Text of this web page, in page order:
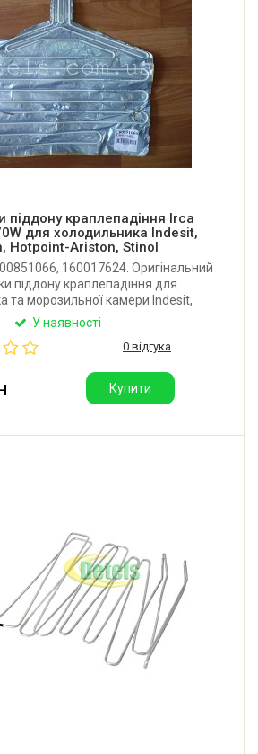
піддону краплепадіння Irca
для холодильника Indesit,
Hotpoint-Ariston, Stinol
160017624. Оригінальний
піддону краплепадіння для
та морозильної камери Indesit,
Ariston, Stinol. Потужність:
У наявності
0 відгука
Купити